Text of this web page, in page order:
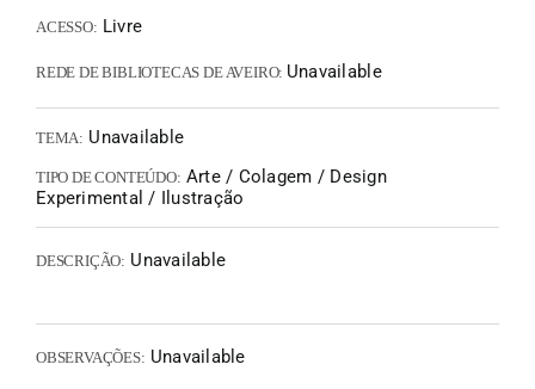
ACESSO: Livre
REDE DE BIBLIOTECAS DE AVEIRO: Unavailable
TEMA: Unavailable
TIPO DE CONTEÚDO: Arte / Colagem / Design
Experimental / Ilustração
DESCRIÇÃO: Unavailable
OBSERVAÇÕES: Unavailable